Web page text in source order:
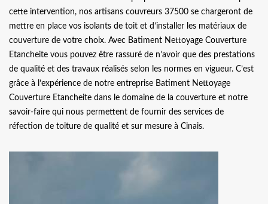
cette intervention, nos artisans couvreurs 37500 se chargeront de
mettre en place vos isolants de toit et d’installer les matériaux de
couverture de votre choix. Avec Batiment Nettoyage Couverture
Etancheite vous pouvez être rassuré de n’avoir que des prestations
de qualité et des travaux réalisés selon les normes en vigueur. C’est
grâce à l’expérience de notre entreprise Batiment Nettoyage
Couverture Etancheite dans le domaine de la couverture et notre
savoir-faire qui nous permettent de fournir des services de
réfection de toiture de qualité et sur mesure à Cinais.